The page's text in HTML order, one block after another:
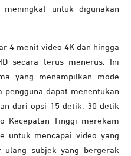
untuk digunakan
4 menit video 4K dan hingga
secara terus menerus. Ini
yang menampilkan mode
pengguna dapat menentukan
dari opsi 15 detik, 30 detik
Kecepatan Tinggi merekam
untuk mencapai video yang
subjek yang bergerak